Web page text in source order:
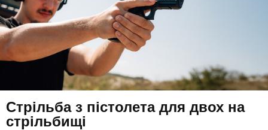
Стрільба з пістолета для двох на
стрільбищі